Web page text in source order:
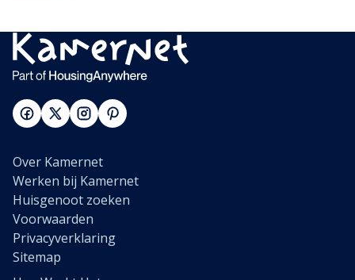
Over Kamernet
Werken bij Kamernet
Huisgenoot zoeken
Voorwaarden
Privacyverklaring
Sitemap